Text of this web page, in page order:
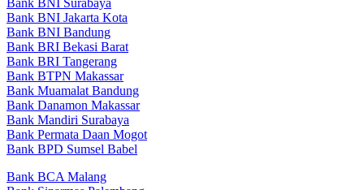
Bank BNI Jakarta Kota
Bank BNI Bandung
Bank BRI Bekasi Barat
Bank BRI Tangerang
Bank BTPN Makassar
Bank Muamalat Bandung
Bank Danamon Makassar
Bank Mandiri Surabaya
Bank Permata Daan Mogot
Bank BPD Sumsel Babel
Bank BCA Malang